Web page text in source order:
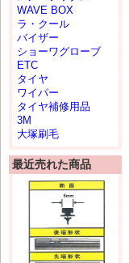
WAVE BOX
ラ・クール
バイザー
ショーワグローブ
ETC
タイヤ
ワイパー
タイヤ補修用品
3M
大塚刷毛
最近売れた商品